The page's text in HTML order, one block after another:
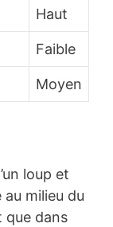
Haut
Faible
Moyen
loup et
au milieu du
que dans